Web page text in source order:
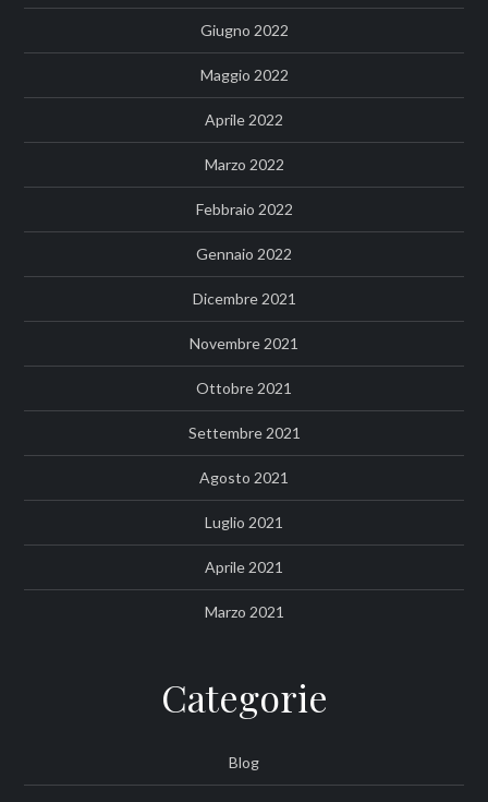
Giugno 2022
Maggio 2022
Aprile 2022
Marzo 2022
Febbraio 2022
Gennaio 2022
Dicembre 2021
Novembre 2021
Ottobre 2021
Settembre 2021
Agosto 2021
Luglio 2021
Aprile 2021
Marzo 2021
Categorie
Blog